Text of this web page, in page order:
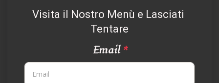
Visita il Nostro Menù e Lasciati
Tentare
Email *